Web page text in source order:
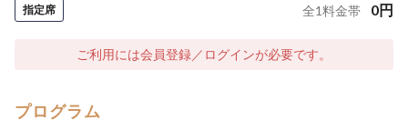
指定席 全1料金帯 0円
ご利用には会員登録／ログインが必要です。
プログラム